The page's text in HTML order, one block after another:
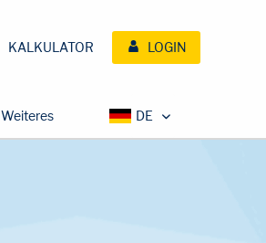
KALKULATOR LOGIN
Weiteres